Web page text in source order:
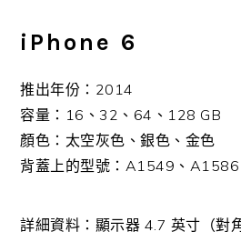
iPhone 6
推出年份：2014
容量：16、32、64、128 GB
顏色：太空灰色、銀色、金色
背蓋上的型號：A1549、
詳細資料：顯示器 4.7 英寸（對